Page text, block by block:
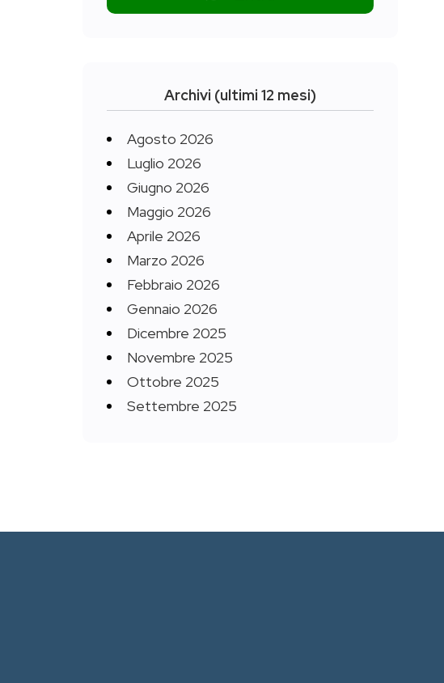
Archivi (ultimi 12 mesi)
Agosto 2026
Luglio 2026
Giugno 2026
Maggio 2026
Aprile 2026
Marzo 2026
Febbraio 2026
Gennaio 2026
Dicembre 2025
Novembre 2025
Ottobre 2025
Settembre 2025